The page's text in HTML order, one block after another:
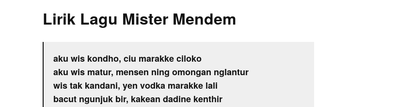
Lirik Lagu Mister Mendem
aku wis kondho, ciu marakke ciloko
aku wis matur, mensen ning omongan nglantur
wis tak kandani, yen vodka marakke lali
bacut ngunjuk bir, kakean dadine kenthir